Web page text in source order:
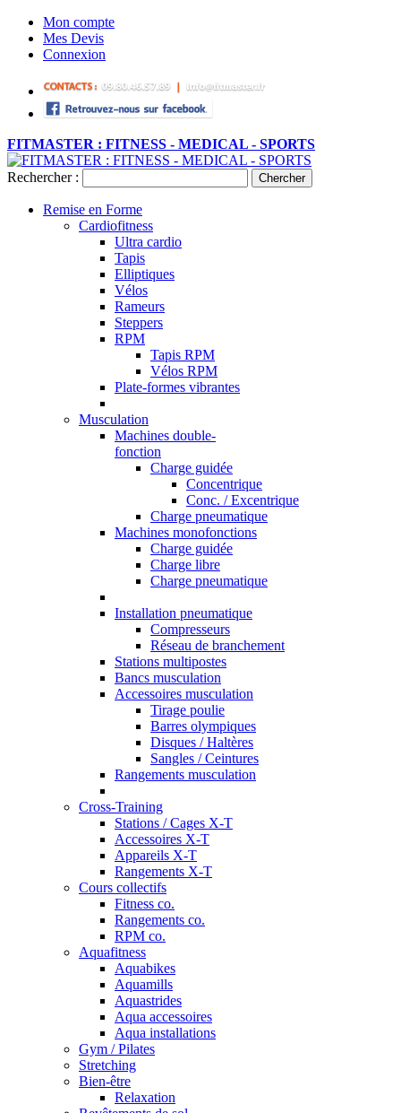
Mon compte
Mes Devis
Connexion
FITMASTER : FITNESS - MEDICAL - SPORTS
Rechercher : Chercher
Remise en Forme
Cardiofitness
Ultra cardio
Tapis
Elliptiques
Vélos
Rameurs
Steppers
RPM
Tapis RPM
Vélos RPM
Plate-formes vibrantes
Musculation
Machines double-
fonction
Charge guidée
Concentrique
Conc. / Excentrique
Charge pneumatique
Machines monofonctions
Charge guidée
Charge libre
Charge pneumatique
Installation pneumatique
Compresseurs
Réseau de branchement
Stations multipostes
Bancs musculation
Accessoires musculation
Tirage poulie
Barres olympiques
Disques / Haltères
Sangles / Ceintures
Rangements musculation
Cross-Training
Stations / Cages X-T
Accessoires X-T
Appareils X-T
Rangements X-T
Cours collectifs
Fitness co.
Rangements co.
RPM co.
Aquafitness
Aquabikes
Aquamills
Aquastrides
Aqua accessoires
Aqua installations
Gym / Pilates
Stretching
Bien-être
Relaxation